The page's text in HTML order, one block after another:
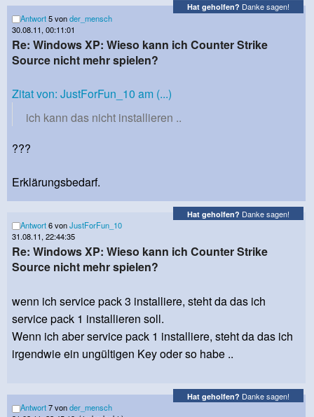
Hat geholfen? Danke sagen!
Antwort5 vonder_mensch
30.08.11, 00:11:01
Re: Windows XP: Wieso kann ich Counter Strike
Source nicht mehr spielen?
Zitat von: JustForFun_10 am (...)
ich kann das nicht installieren ..
???
Erklärungsbedarf.
Hat geholfen? Danke sagen!
Antwort6 vonJustForFun_10
31.08.11, 22:44:35
Re: Windows XP: Wieso kann ich Counter Strike
Source nicht mehr spielen?
wenn ich service pack 3 installiere, steht da das ich
service pack 1 installieren soll.
Wenn ich aber service pack 1 installiere, steht da das ich
irgendwie ein ungültigen Key oder so habe ..
Hat geholfen? Danke sagen!
Antwort7 vonder_mensch